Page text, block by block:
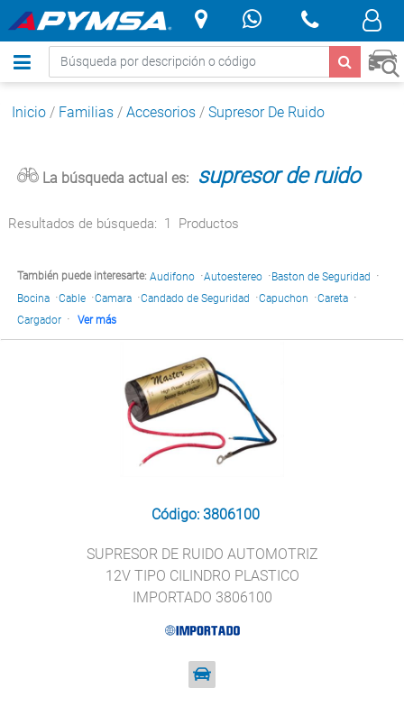
.
Inicio / Familias / Accesorios / Supresor De Ruido
La búsqueda actual es: supresor de ruido
Resultados de búsqueda: 1 Productos
También puede interesarte: Audifono ·Autoestereo ·Baston de Seguridad ·
Bocina ·Cable ·Camara ·Candado de Seguridad ·Capuchon ·Careta ·
Cargador · Ver más
Código: 3806100
SUPRESOR DE RUIDO AUTOMOTRIZ
12V TIPO CILINDRO PLASTICO
IMPORTADO 3806100